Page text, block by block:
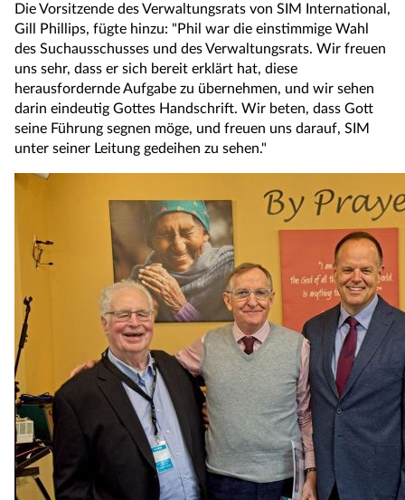
Die Vorsitzende des Verwaltungsrats von SIM International,
Gill Phillips, fügte hinzu: "Phil war die einstimmige Wahl
des Suchausschusses und des Verwaltungsrats. Wir freuen
uns sehr, dass er sich bereit erklärt hat, diese
herausfordernde Aufgabe zu übernehmen, und wir sehen
darin eindeutig Gottes Handschrift. Wir beten, dass Gott
seine Führung segnen möge, und freuen uns darauf, SIM
unter seiner Leitung gedeihen zu sehen."